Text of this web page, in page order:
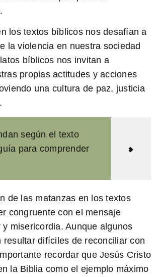
los textos bíblicos nos desafían a
la violencia en nuestra sociedad
bíblicos nos invitan a
propias actitudes y acciones
una cultura de paz, justicia
según el texto
para comprender
de las matanzas en los textos
congruente con el mensaje
misericordia. Aunque algunos
resultar difíciles de reconciliar con
recordar que Jesús Cristo
la Biblia como el ejemplo máximo